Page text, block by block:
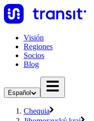
Visión
Regiones
Socios
Blog
Español
Chequia